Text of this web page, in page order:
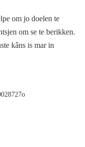
om jo doelen te
om se te berikken.
kâns is mar in